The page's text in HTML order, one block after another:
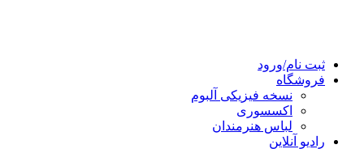
ثبت نام/ورود
فروشگاه
نسخه فیزیکی آلبوم
اکسسوری
لباس هنرمندان
رادیو آنلاین